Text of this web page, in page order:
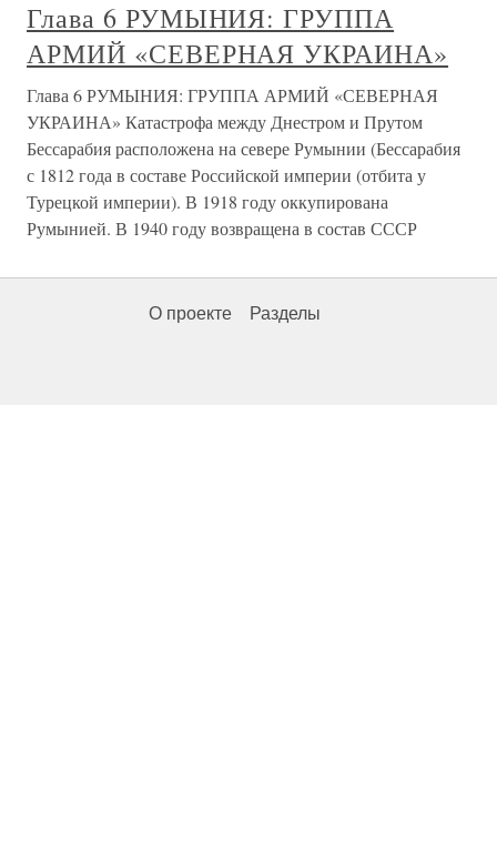
Глава 6 РУМЫНИЯ: ГРУППА
АРМИЙ «СЕВЕРНАЯ УКРАИНА»
Глава 6 РУМЫНИЯ: ГРУППА АРМИЙ «СЕВЕРНАЯ
УКРАИНА» Катастрофа между Днестром и Прутом
Бессарабия расположена на севере Румынии (Бессарабия
с 1812 года в составе Российской империи (отбита у
Турецкой империи). В 1918 году оккупирована
Румынией. В 1940 году возвращена в состав СССР
О проекте Разделы